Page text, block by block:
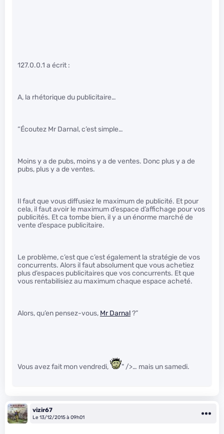
127.0.0.1 a écrit :
A, la rhétorique du publicitaire…
“Écoutez Mr Darnal, c’est simple…
Moins y a de pubs, moins y a de ventes. Donc plus y a de
pubs, plus y a de ventes.
Il faut que vous diffusiez le maximum de publicité. Et pour
cela, il faut avoir le maximum d’espace d’affichage pour vos
publicités. Et ca tombe bien, il y a un énorme marché de
vente d’espace publicitaire.
Le problème, c’est que c’est également la stratégie de vos
concurrents. Alors il faut absolument que vous achetiez
plus d’espaces publicitaires que vos concurrents. Et que
vous rentabilisiez au maximum chaque espace acheté.
Alors, qu’en pensez-vous, Mr Darnal?”
Vous avez fait mon vendredi, " />… mais un samedi.
vizir67
Le 13/12/2015 à 09h01